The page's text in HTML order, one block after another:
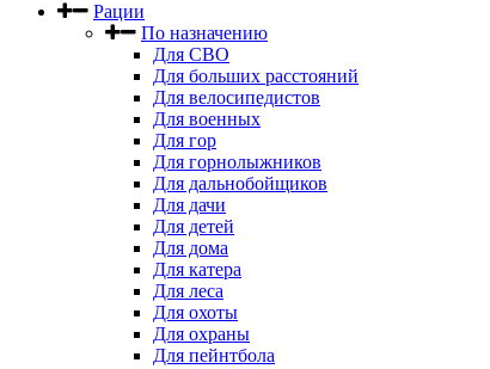
Рации
По назначению
Для СВО
Для больших расстояний
Для велосипедистов
Для военных
Для гор
Для горнолыжников
Для дальнобойщиков
Для дачи
Для детей
Для дома
Для катера
Для леса
Для охоты
Для охраны
Для пейнтбола